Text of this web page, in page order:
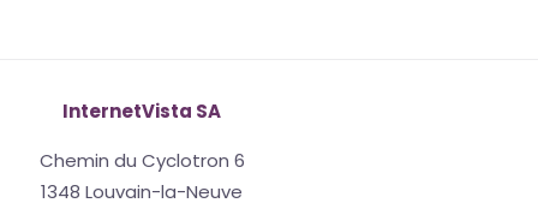
InternetVista SA
Chemin du Cyclotron 6
1348 Louvain-la-Neuve